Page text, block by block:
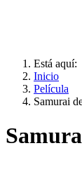
Está aquí:
Inicio
Película
Samurai